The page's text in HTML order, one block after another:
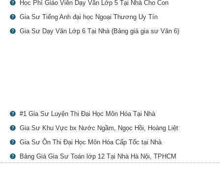
Học Phí Giáo Viên Dạy Văn Lớp 5 Tại Nhà Cho Con
Gia Sư Tiếng Anh đại học Ngoại Thương Uy Tín
Gia Sư Dạy Văn Lớp 6 Tại Nhà (Bảng giá gia sư Văn 6)
#1 Gia Sư Luyện Thi Đại Học Môn Hóa Tại Nhà
Gia Sư Khu Vực bx Nước Ngầm, Ngọc Hồi, Hoàng Liệt
Gia Sư Ôn Thi Đại Học Môn Hóa Cấp Tốc tại Nhà
Bảng Giá Gia Sư Toán lớp 12 Tại Nhà Hà Nội, TPHCM